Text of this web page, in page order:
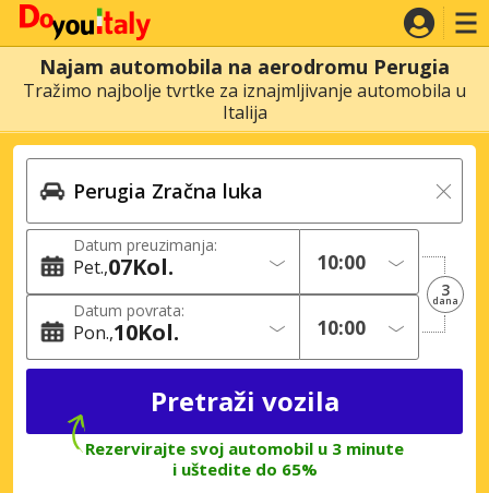
Najam automobila na aerodromu Perugia
Tražimo najbolje tvrtke za iznajmljivanje automobila u
Italija
Datum preuzimanja:
Pet. 07Kol.
Datum povrata:
Pon. 10Kol.
3
dana
Rezervirajte svoj automobil u 3 minute
i uštedite do 65%